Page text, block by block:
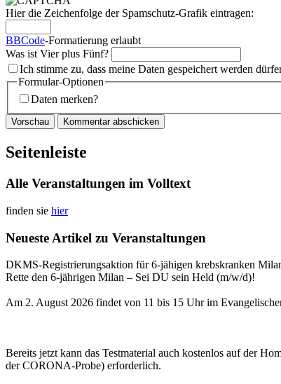
Hier die Zeichenfolge der Spamschutz-Grafik eintragen:
BBCode-Formatierung erlaubt
Was ist Vier plus Fünf?
Ich stimme zu, dass meine Daten gespeichert werden
Formular-Optionen
Daten merken?
Seitenleiste
Alle Veranstaltungen im Volltext
finden sie hier
Neueste Artikel zu Veranstaltungen
DKMS-Registrierungsaktion für 6-jähigen krebskranken
Rette den 6-jährigen Milan – Sei DU sein Held (m/w/d)!
Am 2. August 2026 findet von 11 bis 15 Uhr im
Bereits jetzt kann das Testmaterial auch kostenlos auf der
der CORONA-Probe) erforderlich.